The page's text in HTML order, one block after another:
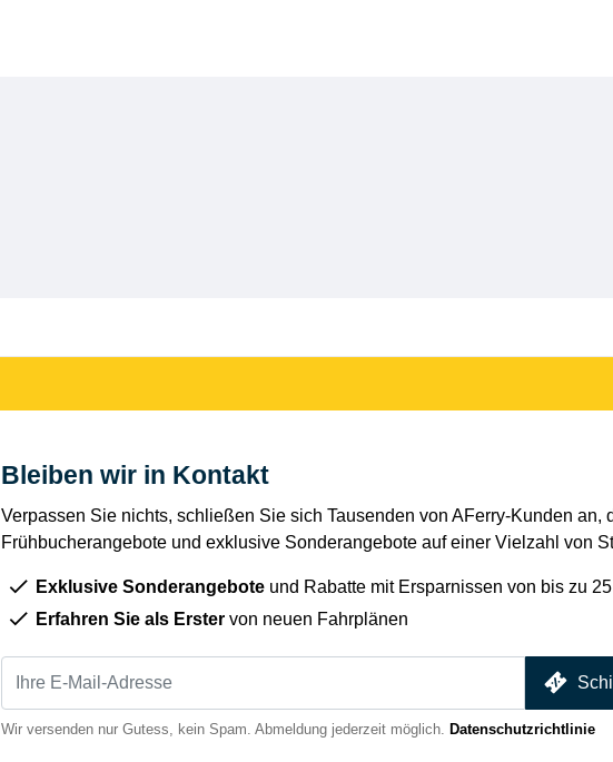
Bleiben wir in Kontakt
Verpassen Sie nichts, schließen Sie sich Tausenden von AFerry-Kunden an,
Frühbucherangebote und exklusive Sonderangebote auf einer Vielzahl von
Exklusive Sonderangebote und Rabatte mit Ersparnissen von bis zu
Erfahren Sie als Erster von neuen Fahrplänen
Wir versenden nur Gutess, kein Spam. Abmeldung jederzeit möglich. Datenschutzrichtlinie